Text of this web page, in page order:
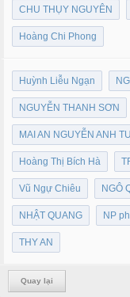
CHU THỤY NGUYÊN
Hoàng Chi Phong
Huỳnh Liễu Ngạn
NGUYỄN THANH SƠN
MAI AN NGUYỄN ANH
Hoàng Thị Bích Hà
Vũ Ngự Chiêu NGÔ
NHẬT QUANG NP
THY AN
Quay lại